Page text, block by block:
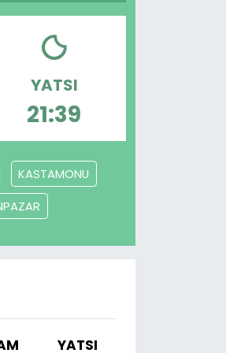
YATSI
21:39
KASTAMONU
YATSI